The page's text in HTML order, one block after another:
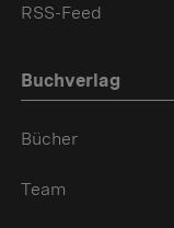
RSS-Feed
Buchverlag
Bücher
Team